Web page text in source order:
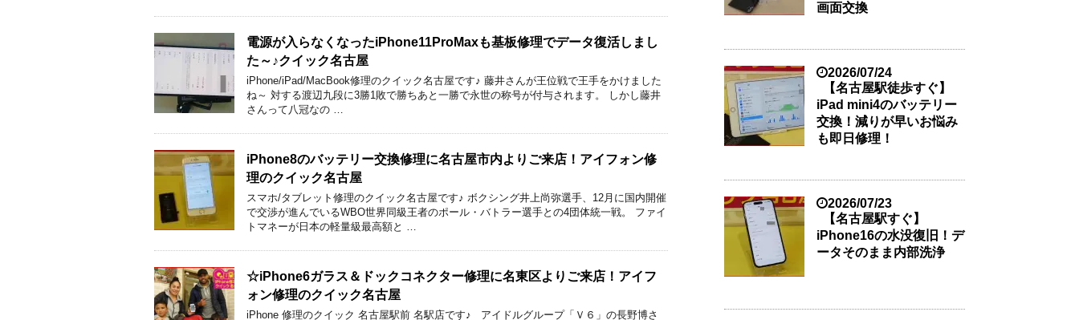
電源が入らなくなったiPhone11ProMaxも基板修理でデータ復活しまし
た～♪クイック名古屋
iPhone/iPad/MacBook修理のクイック名古屋です♪ 藤井さんが王位戦で王手をかけました
ね～ 対する渡辺九段に3勝1敗で勝ちあと一勝で永世の称号が付与されます。 しかし藤井
さんって八冠なの …
iPhone8のバッテリー交換修理に名古屋市内よりご来店！アイフォン修
理のクイック名古屋
スマホ/タブレット修理のクイック名古屋です♪ ボクシング井上尚弥選手、12月に国内開催
で交渉が進んでいるWBO世界同級王者のポール・バトラー選手との4団体統一戦。 ファイ
トマネーが日本の軽量級最高額と …
☆iPhone6ガラス＆ドックコネクター修理に名東区よりご来店！アイフ
ォン修理のクイック名古屋
iPhone 修理のクイック 名古屋駅前 名駅店です♪ アイドルグループ「Ｖ６」の長野博さ
画面交換
2026/07/24
【名古屋駅徒歩すぐ】
iPad mini4のバッテリー
交換！減りが早いお悩み
も即日修理！
2026/07/23
【名古屋駅すぐ】
iPhone16の水没復旧！デ
ータそのまま内部洗浄